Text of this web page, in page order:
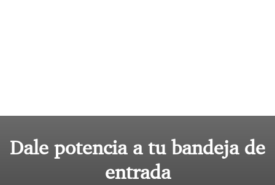
Dale potencia a tu bandeja de
entrada